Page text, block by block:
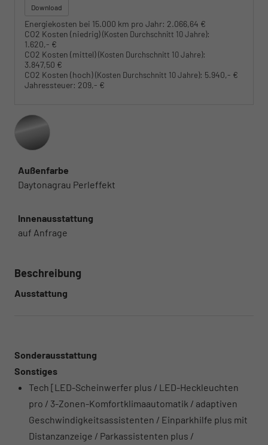
Download
Energiekosten bei 15.000 km pro Jahr: 2.066,64 €
CO2 Kosten (niedrig)(Kosten Durchschnitt 10 Jahre):
1.620,- €
CO2 Kosten (mittel)(Kosten Durchschnitt 10 Jahre):
3.847,50 €
CO2 Kosten (hoch)(Kosten Durchschnitt 10 Jahre): 5.940,- €
Jahressteuer: 209,- €
Außenfarbe
Daytonagrau Perleffekt
Innenausstattung
auf Anfrage
Beschreibung
Ausstattung
Sonderausstattung
Sonstiges
Tech [LED-Scheinwerfer plus / LED-Heckleuchten
pro / 3-Zonen-Komfortklimaautomatik / adaptiven
Geschwindigkeitsassistenten / Einparkhilfe plus mit
Distanzanzeige / Parkassistenten plus /